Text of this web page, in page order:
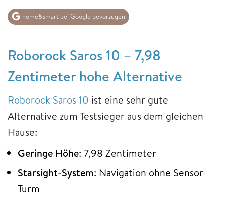
home&smart bei Google bevorzugen
Roborock Saros 10 – 7,98
Zentimeter hohe Alternative
Roborock Saros 10 ist eine sehr gute
Alternative zum Testsieger aus dem gleichen
Hause:
Geringe Höhe: 7,98 Zentimeter
Starsight-System: Navigation ohne Sensor-
Turm